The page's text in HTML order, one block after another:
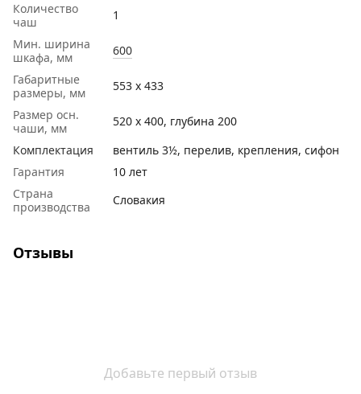
Количество
чаш
1
Мин. ширина
шкафа, мм
600
Габаритные
размеры, мм
553 х 433
Размер осн.
чаши, мм
520 х 400, глубина 200
Комплектация
вентиль 3½, перелив, крепления, сифон
Гарантия
10 лет
Страна
производства
Словакия
Отзывы
Добавьте первый отзыв